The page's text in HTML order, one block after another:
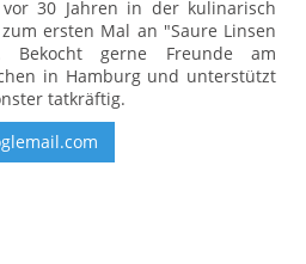
30 Jahren in der kulinarisch
ersten Mal an "Saure Linsen
Bekocht gerne Freunde am
in Hamburg und unterstützt
tatkräftig.